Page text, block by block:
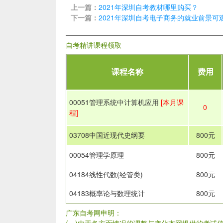
上一篇： 2021年深圳自考教材哪里购买？
下一篇： 2021年深圳自考电子商务的就业前景可
自考精讲课程领取
课程名称 费用
00051管理系统中计算机应用 [本月课
程]
0
03708中国近现代史纲要
800元
00054管理学原理
800元
04184线性代数(经管类)
800元
04183概率论与数理统计
800元
广东自考网申明：